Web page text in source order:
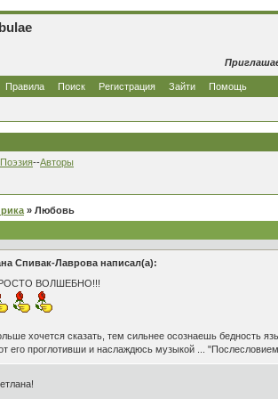
Правила Поиск Регистрация Зайти Помощь
Поэзия--Авторы
» Любовь
Спивак-Лаврова написал(а):
ВОЛШЕБНО!!!
хочется сказать, тем сильнее осознаешь бедность
его проглотивши и наслаждюсь музыкой ...